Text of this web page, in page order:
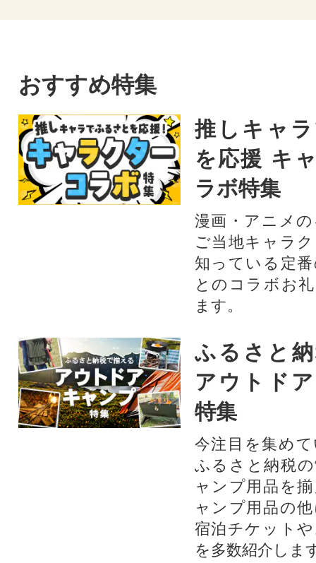
おすすめ特集
推しキャ
を応援 キ
ラボ特集
漫画・アニメ
ご当地キャラ
知っている定
とのコラボお
ます。​
ふるさと
アウトド
特集
今注目を集め
ふるさと納税
ャンプ用品を
ャンプ用品の
宿泊チケット
を多数紹介しま